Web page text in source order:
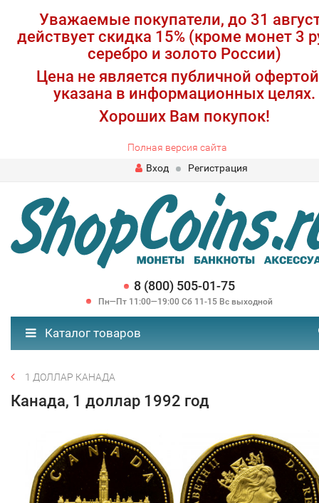
Уважаемые покупатели, до 31
действует скидка 15% (кроме монет 3
серебро и золото России)
Цена не является публичной
указана в информационных целях.
Хороших Вам покупок!
Полная версия сайта
Вход
Регистрация
8 (800) 505-01-75
Пн—Пт 11:00—19:00 Сб 11-15 Вс выходной
Каталог товаров
1 ДОЛЛАР КАНАДА
Канада, 1 доллар 1992 год